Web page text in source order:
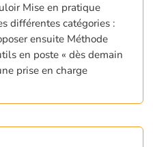
Mise en pratique
différentes catégories :
ensuite Méthode
en poste « dès demain
prise en charge